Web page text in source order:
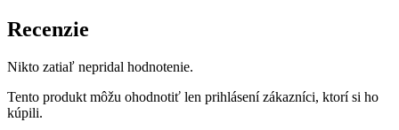
Recenzie
Nikto zatiaľ nepridal hodnotenie.
Tento produkt môžu ohodnotiť len prihlásení zákazníci, ktorí si ho
kúpili.